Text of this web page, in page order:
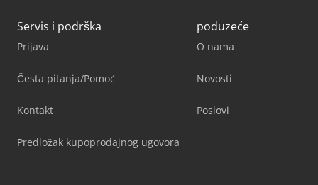
Servis i podrška
Prijava
Česta pitanja/Pomoć
Kontakt
Predložak kupoprodajnog ugovora
poduzeće
O nama
Novosti
Poslovi